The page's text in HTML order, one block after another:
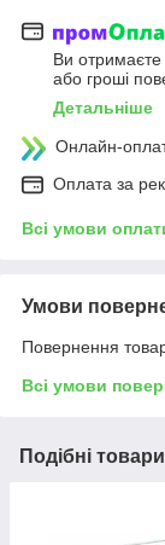
Ви
або гроші
Детальніше
Онлайн-
Оплата за
Всі умови
Умови
Повернення
Всі умови
Подібні